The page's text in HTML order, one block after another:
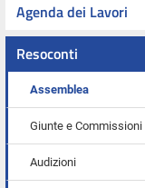
Agenda dei Lavori
Resoconti
Assemblea
Giunte e Commissioni
Audizioni